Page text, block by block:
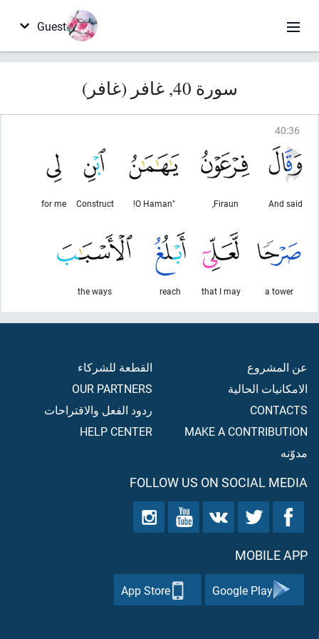
Guest
سورة 40, غافر (غافر)
40:36
And said
Firaun,
"O Haman!
Construct
for me
a tower
that I may
reach
the ways
عن المشروع
الامكانيات الحالية
CONTACTS
MAKE A CONTRIBUTION
مدوّنه
القطعة للشركاء
OUR PARTNERS
ردود الفعل والاقتراحات
HELP CENTER
FOLLOW US ON SOCIAL MEDIA
MOBILE APP
Google Play
App Store